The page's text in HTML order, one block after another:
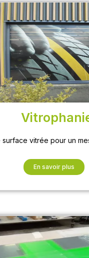
surface vitrée pour un
En savoir plus